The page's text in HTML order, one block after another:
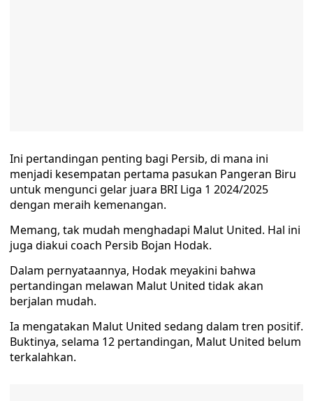
Ini pertandingan penting bagi Persib, di mana ini
menjadi kesempatan pertama pasukan Pangeran Biru
untuk mengunci gelar juara BRI Liga 1 2024/2025
dengan meraih kemenangan.
Memang, tak mudah menghadapi Malut United. Hal ini
juga diakui coach Persib Bojan Hodak.
Dalam pernyataannya, Hodak meyakini bahwa
pertandingan melawan Malut United tidak akan
berjalan mudah.
Ia mengatakan Malut United sedang dalam tren positif.
Buktinya, selama 12 pertandingan, Malut United belum
terkalahkan.